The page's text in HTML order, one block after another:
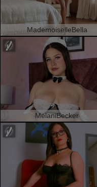
MademoiselleBella
MelaniBecker